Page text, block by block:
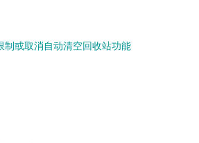
制或取消自动清空回收站功能